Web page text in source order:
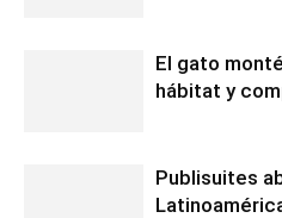
El gato
hábitat y
Publisuites